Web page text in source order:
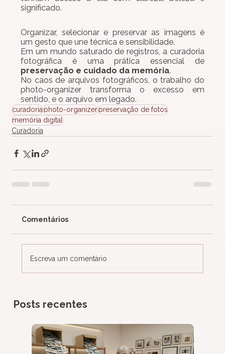
Posts recentes
significado.
Organizar, selecionar e preservar as imagens é
um gesto que une técnica e sensibilidade.
Em um mundo saturado de registros, a curadoria
preservação e cuidado da memória.
No caos de arquivos fotográficos, o trabalho do
photo-organizer transforma o excesso em
sentido, e o arquivo em legado.
curadoriaphoto-organizerpreservação de fotos
memória digital
Curadoria
Comentários
Escreva um comentário